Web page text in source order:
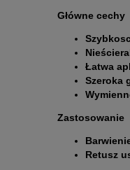
Główne cechy
Łatwa
Szeroka
Zastosowanie
Retusz